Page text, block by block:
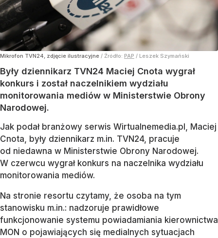
Mikrofon TVN24, zdjęcie ilustracyjne / Źródło: PAP / Leszek Szymański
Były dziennikarz TVN24 Maciej Cnota wygrał
konkurs i został naczelnikiem wydziału
monitorowania mediów w Ministerstwie Obrony
Narodowej.
Jak podał branżowy serwis Wirtualnemedia.pl, Maciej
Cnota, były dziennikarz m.in. TVN24, pracuje
od niedawna w Ministerstwie Obrony Narodowej.
W czerwcu wygrał konkurs na naczelnika wydziału
monitorowania mediów.
Na stronie resortu czytamy, że osoba na tym
stanowisku m.in.: nadzoruje prawidłowe
funkcjonowanie systemu powiadamiania kierownictwa
MON o pojawiających się medialnych sytuacjach